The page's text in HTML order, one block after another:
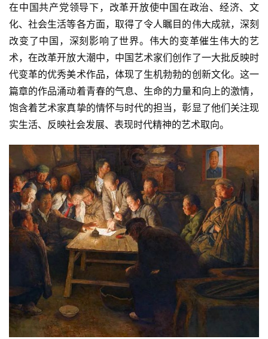
在中国共产党领导下，改革开放使中国在政治、经济、文
化、社会生活等各方面，取得了令人瞩目的伟大成就，深刻
改变了中国，深刻影响了世界。伟大的变革催生伟大的艺
术，在改革开放大潮中，中国艺术家们创作了一大批反映时
代变革的优秀美术作品，体现了生机勃勃的创新文化。这一
篇章的作品涌动着青春的气息、生命的力量和向上的激情，
饱含着艺术家真挚的情怀与时代的担当，彰显了他们关注现
实生活、反映社会发展、表现时代精神的艺术取向。